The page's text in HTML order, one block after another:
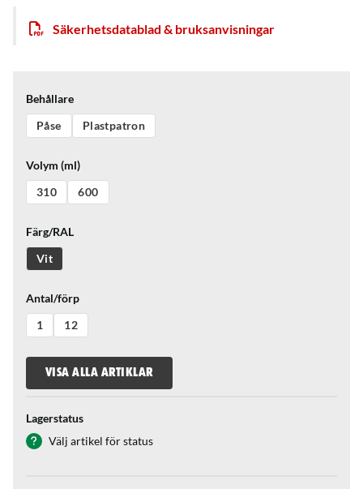
Säkerhetsdatablad & bruksanvisningar
Behållare
Påse
Plastpatron
Volym (ml)
310
600
Färg/RAL
Vit
Antal/förp
1
12
VISA ALLA ARTIKLAR
Lagerstatus
Välj artikel för status